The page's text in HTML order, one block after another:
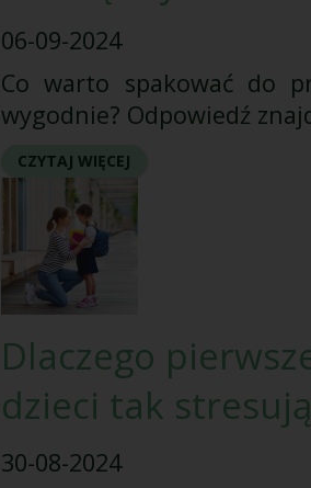
06-09-2024
Co warto spakować do
wygodnie? Odpowiedź
CZYTAJ WIĘCEJ
Dlaczego
dzieci tak
30-08-2024